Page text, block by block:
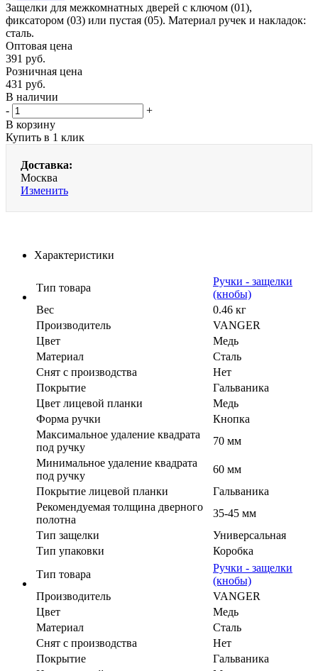
Защелки для межкомнатных дверей с ключом (01),
фиксатором (03) или пустая (05). Материал ручек и накладок:
сталь.
Оптовая цена
391 руб.
Розничная цена
431 руб.
В наличии
-
+
В корзину
Купить в 1 клик
Доставка:
Москва
Изменить
Характеристики
Тип товара
Ручки - защелки
(кнобы)
Вес
0.46 кг
Производитель
VANGER
Цвет
Медь
Материал
Сталь
Cнят с производства
Нет
Покрытие
Гальваника
Цвет лицевой планки
Медь
Форма ручки
Кнопка
Максимальное удаление квадрата
под ручку
70 мм
Минимальное удаление квадрата
под ручку
60 мм
Покрытие лицевой планки
Гальваника
Рекомендуемая толщина дверного
полотна
35-45 мм
Тип защелки
Универсальная
Тип упаковки
Коробка
Тип товара
Ручки - защелки
(кнобы)
Производитель
VANGER
Цвет
Медь
Материал
Сталь
Cнят с производства
Нет
Покрытие
Гальваника